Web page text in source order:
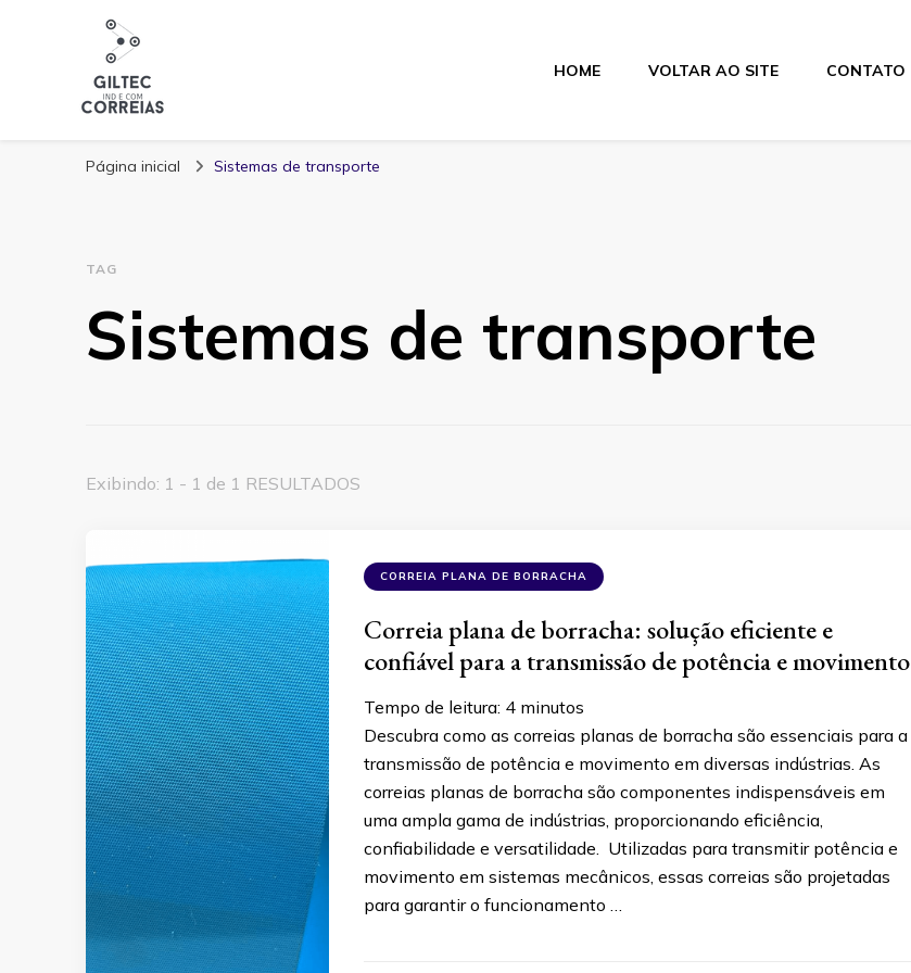
Blog Giltec Correias
HOME VOLTAR AO SITE CONTATO
Página inicial Sistemas de transporte
TAG
Sistemas de transporte
Exibindo: 1 - 1 de 1 RESULTADOS
CORREIA PLANA DE BORRACHA
Correia plana de borracha: solução eficiente e
confiável para a transmissão de potência e movimento
Tempo de leitura: 4 minutos
Descubra como as correias planas de borracha são essenciais para a
transmissão de potência e movimento em diversas indústrias. As
correias planas de borracha são componentes indispensáveis em
uma ampla gama de indústrias, proporcionando eficiência,
confiabilidade e versatilidade. Utilizadas para transmitir potência e
movimento em sistemas mecânicos, essas correias são projetadas
para garantir o funcionamento …